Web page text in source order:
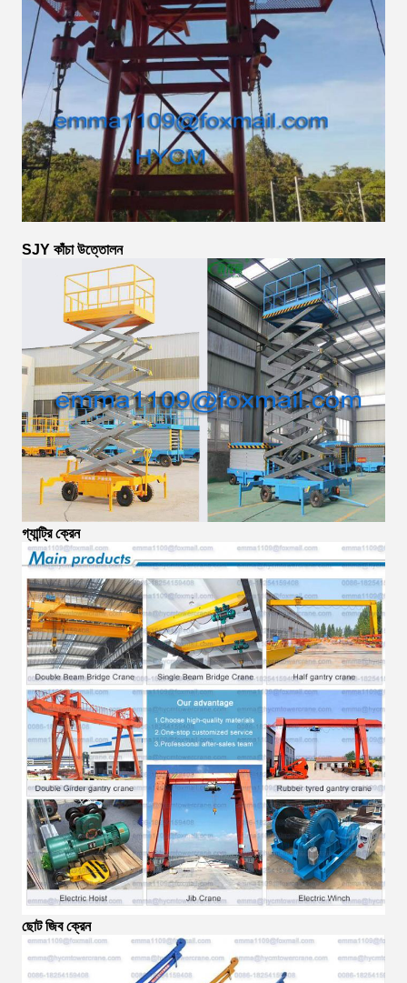
SJY কাঁচা উত্তোলন
গ্যান্ট্রি ক্রেন
ছোট জিব ক্রেন